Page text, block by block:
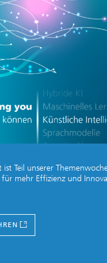
ist Teil unserer
für mehr Effizienz und